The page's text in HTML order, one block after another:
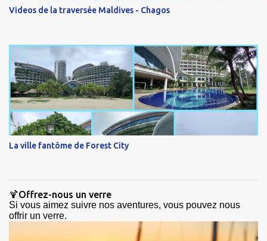
Videos de la traversée Maldives - Chagos
La ville fantôme de Forest City
🍹Offrez-nous un verre
Si vous aimez suivre nos aventures, vous pouvez nous
offrir un verre.